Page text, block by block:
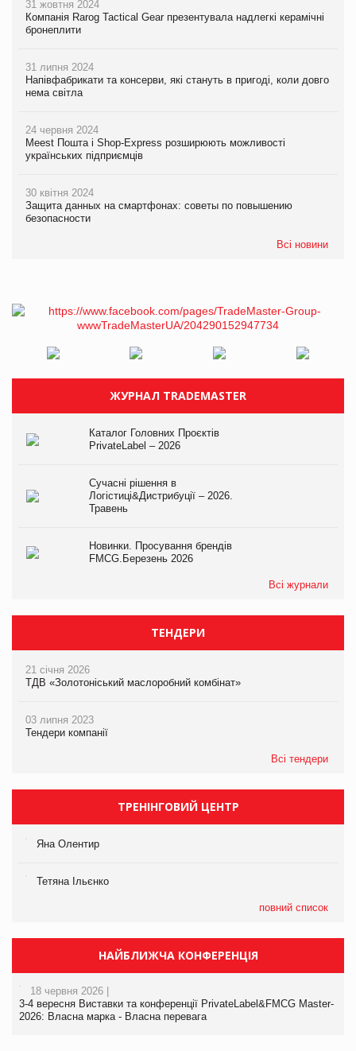
31 жовтня 2024
Компанія Rarog Tactical Gear презентувала надлегкі керамічні
бронеплити
31 липня 2024
Напівфабрикати та консерви, які стануть в пригоді, коли довго
нема світла
24 червня 2024
Meest Пошта і Shop-Express розширюють можливості
українських підприємців
30 квітня 2024
Защита данных на смартфонах: советы по повышению
безопасности
Всі новини
ЖУРНАЛ TRADEMASTER
Каталог Головних Проєктів
PrivateLabel – 2026
Сучасні рішення в
Логістиці&Дистрибуції – 2026.
Травень
Новинки. Просування брендів
FMCG.Березень 2026
Всі журнали
ТЕНДЕРИ
21 січня 2026
ТДВ «Золотоніський маслоробний комбінат»
03 липня 2023
Тендери компанії
Всі тендери
ТРЕНІНГОВИЙ ЦЕНТР
Яна Олентир
Тетяна Ільєнко
повний список
НАЙБЛИЖЧА КОНФЕРЕНЦІЯ
18 червня 2026 |
3-4 вересня Виставки та конференції PrivateLabel&FMCG Master-
2026: Власна марка - Власна перевага